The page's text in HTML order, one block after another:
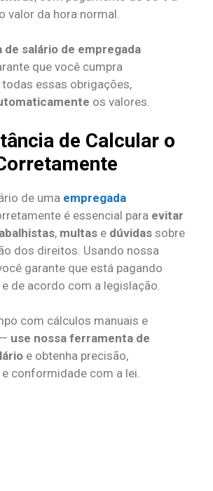
valor da hora normal.
de salário de empregada
que você cumpra
essas obrigações,
os valores.
de Calcular o
de uma empregada
é essencial para evitar
, multas e dúvidas sobre
dos direitos. Usando nossa
garante que está pagando
de acordo com a legislação.
com cálculos manuais e
use nossa ferramenta de
e obtenha precisão,
conformidade com a lei.